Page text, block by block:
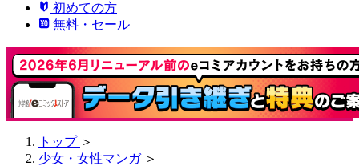
初めての方
無料・セール
トップ ＞
少女・女性マンガ ＞